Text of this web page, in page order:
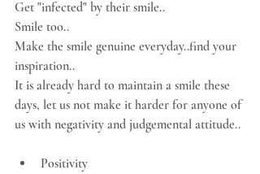
Get "infected" by their smile..
Smile too..
Make the smile genuine everyday..find your
inspiration..
It is already hard to maintain a smile these
days, let us not make it harder for anyone of
us with negativity and judgemental attitude..
Positivity